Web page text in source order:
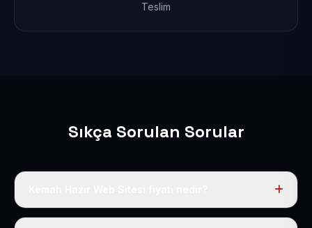
Teslim
Sıkça Sorulan Sorular
Tek fiyat uygulanır: yıllık 50 USD + KDV. Bu bedele alan